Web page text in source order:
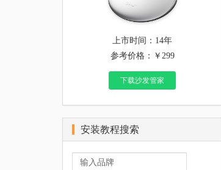
上市时间：14年
参考价格：￥299
下载沙发管家
安装教程搜索